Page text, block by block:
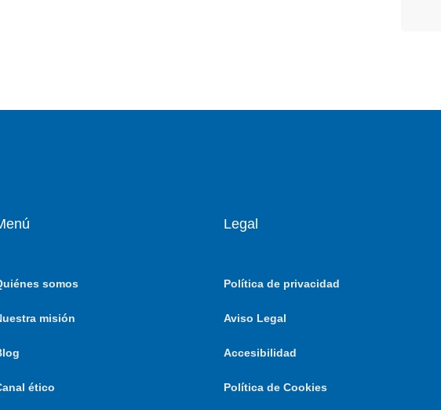
somos
misión
ético
Legal
Política de privacidad
Aviso Legal
Accesibilidad
Política de Cookies